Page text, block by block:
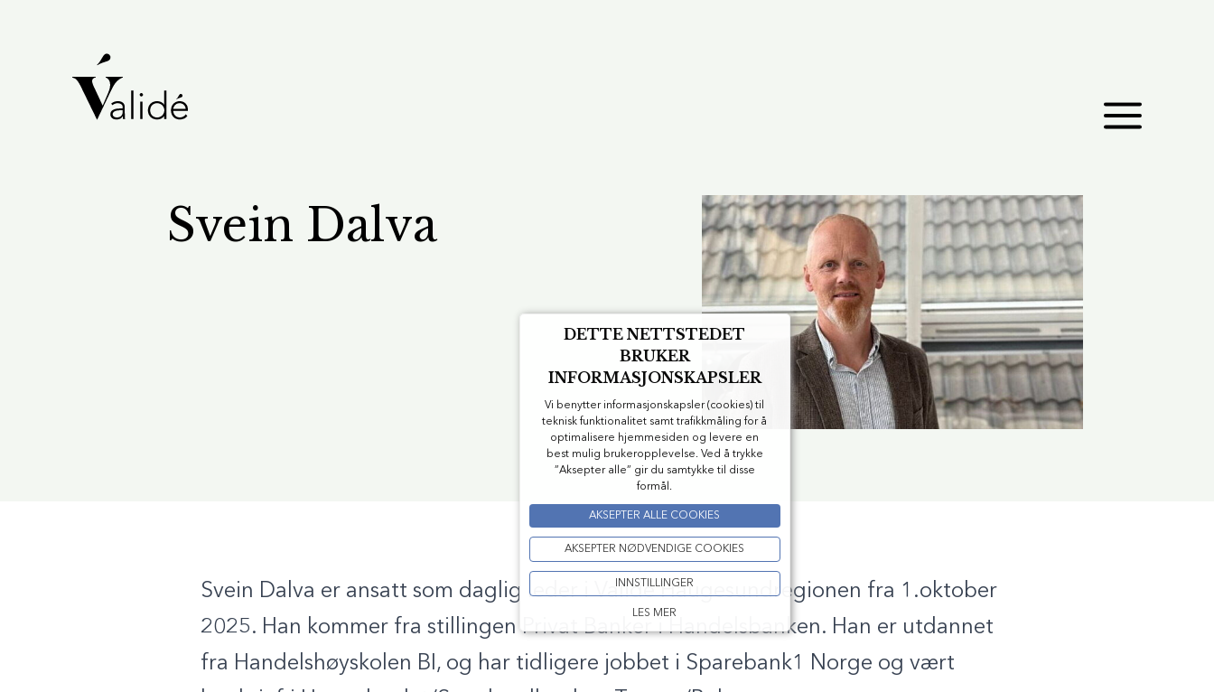
Svein Dalva
Svein Dalva er ansatt som daglig leder i Validé Haugesundregionen fra 1.oktober
2025. Han kommer fra stillingen Privat Banker i Handelsbanken. Han er utdannet
fra Handelshøyskolen BI, og har tidligere jobbet i Sparebank1 Norge og vært
DETTE NETTSTEDET
BRUKER
INFORMASJONSKAPSLER
Vi benytter informasjonskapsler (cookies) til
teknisk funktionalitet samt trafikkmåling for å
optimalisere hjemmesiden og levere en
best mulig brukeropplevelse. Ved å trykke
”Aksepter alle” gir du samtykke til disse
formål.
AKSEPTER ALLE COOKIES
AKSEPTER NØDVENDIGE COOKIES
INNSTILLINGER
LES MER